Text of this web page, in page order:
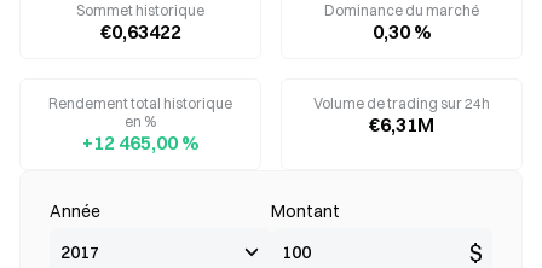
Sommet historique
€0,63422
Dominance du marché
0,30 %
Rendement total historique
en %
+12 465,00 %
Volume de trading sur 24h
€6,31M
Année Montant
$